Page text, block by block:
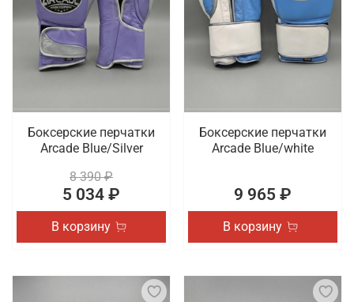
Боксерские перчатки
Arcade Blue/Silver
8 390 ₽
5 034 ₽
В корзину
Боксерские перчатки
Arcade Blue/white
9 965 ₽
В корзину